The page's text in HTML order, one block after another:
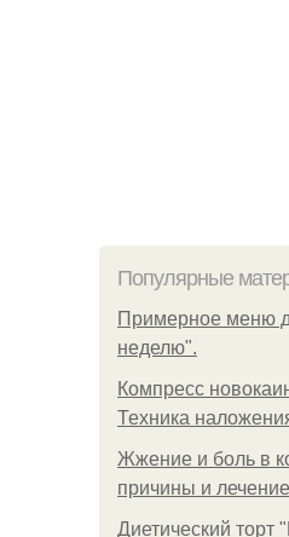
Популярные
Примерное меню
неделю".
Компресс
Техника
Жжение и боль в
причины и лечение
Диетический торт